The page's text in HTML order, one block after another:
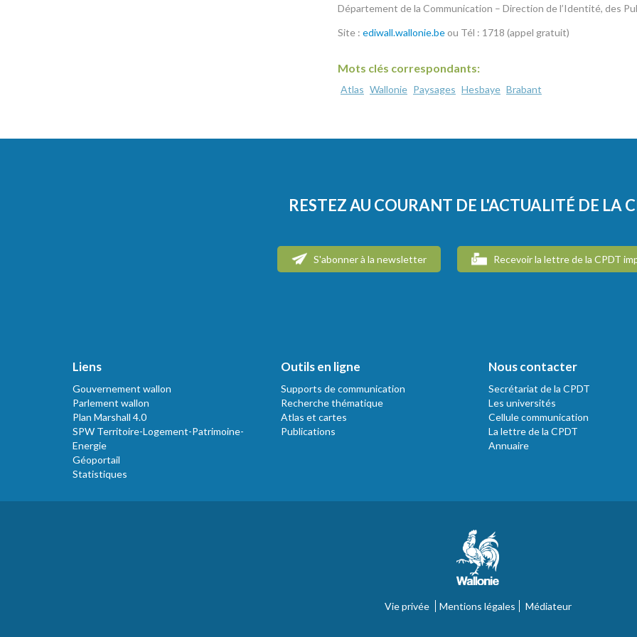
Département de la Communication – Direction de l’Identité, des
Site : ediwall.wallonie.be ou Tél : 1718 (appel gratuit)
Mots clés correspondants:
Atlas Wallonie Paysages Hesbaye Brabant
RESTEZ AU COURANT DE L'ACTUALITÉ DE LA
S'abonner à la newsletter Recevoir la lettre de la CPDT
Liens
Gouvernement wallon
Parlement wallon
Plan Marshall 4.0
SPW Territoire-Logement-Patrimoine-
Energie
Géoportail
Statistiques
Outils en ligne
Supports de communication
Recherche thématique
Atlas et cartes
Publications
Nous contacter
Secrétariat de la CPDT
Les universités
Cellule communication
La lettre de la CPDT
Annuaire
Vie privée Mentions légales Médiateur